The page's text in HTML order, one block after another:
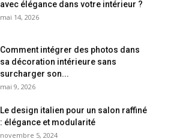
avec élégance dans votre intérieur ?
mai 14, 2026
Comment intégrer des photos dans
sa décoration intérieure sans
surcharger son...
mai 9, 2026
Le design italien pour un salon raffiné
: élégance et modularité
novembre 5, 2024